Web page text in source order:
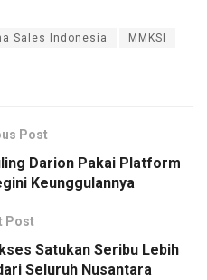
Sales Indonesia MMKSI
Post
Darion Pakai Platform
Keunggulannya
Post
Satukan Seribu Lebih
Seluruh Nusantara